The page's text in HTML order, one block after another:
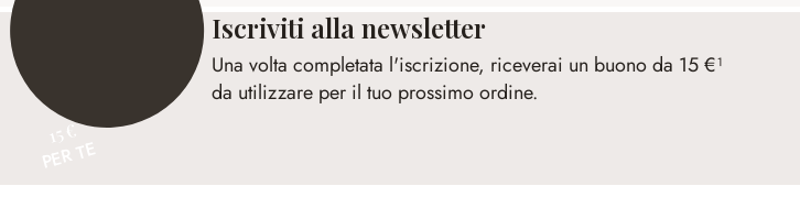
15 €
Iscriviti alla newsletter
Una volta completata l'iscrizione, riceverai un buono da 15 €¹
da utilizzare per il tuo prossimo ordine.